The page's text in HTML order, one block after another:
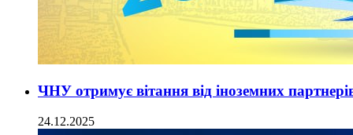
ЧНУ отримує вітання від іноземних
24.12.2025